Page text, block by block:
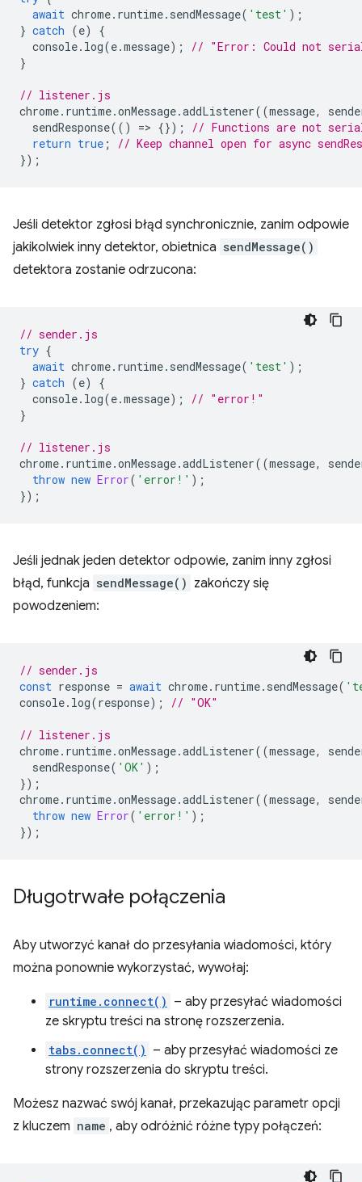
await chrome. runtime. sendMessage( 'test' );
} catch (e)
{
console. log(e.message);
// "Error: Could not
}
// listener.js
chrome. runtime.onMessage.addListener((message,
sendResponse(() => {});
// Functions are not
return true ;
// Keep channel open for async
});
Jeśli detektor zgłosi błąd synchronicznie, zanim odpowie
jakikolwiek inny detektor, obietnica sendMessage()
detektora zostanie odrzucona:
// sender.js
try {
await chrome. runtime. sendMessage( 'test' );
} catch (e)
{
console. log(e.message);
// "error!"
}
// listener.js
chrome. runtime.onMessage.addListener((message,
throw new Error( 'error!' );
});
Jeśli jednak jeden detektor odpowie, zanim inny zgłosi
błąd, funkcja sendMessage() zakończy się
powodzeniem:
// sender.js
const response = await chrome. runtime. sendMessage(
console. log(response); // "OK"
// listener.js
chrome. runtime.onMessage.addListener((message,
sendResponse( 'OK' );
});
chrome. runtime.onMessage.addListener((message,
throw new Error( 'error!' );
});
Długotrwałe połączenia
Aby utworzyć kanał do przesyłania wiadomości, który
można ponownie wykorzystać, wywołaj:
runtime.connect() – aby przesyłać wiadomości
ze skryptu treści na stronę rozszerzenia.
tabs.connect() – aby przesyłać wiadomości ze
strony rozszerzenia do skryptu treści.
Możesz nazwać swój kanał, przekazując parametr opcji
z kluczem name , aby odróżnić różne typy połączeń: